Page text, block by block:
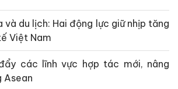
và du lịch: Hai động lực giữ nhịp tăng
Việt Nam
các lĩnh vực hợp tác mới, nâng
Asean